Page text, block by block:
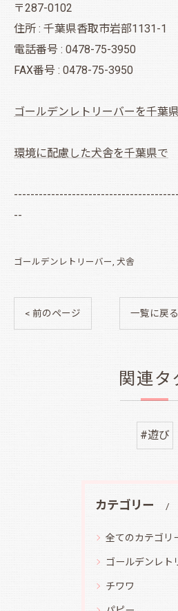
〒287-0102
住所 : 千葉県香取市岩部1131-1
電話番号 : 0478-75-3950
FAX番号 : 0478-75-3950
ゴールデンレトリーバーを千葉
環境に配慮した犬舎を千葉県で
--
ゴールデンレトリーバー 犬舎
< 前のページ 一覧に戻る
関連タ
#遊び
カテゴリー
全てのカテゴリ
ゴールデンレト
チワワ